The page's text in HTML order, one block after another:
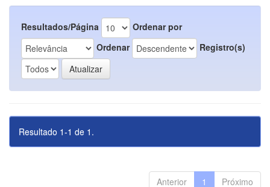
Resultados/Página
Ordenar por
Ordenar
Registro(s)
Resultado 1-1 de 1.
Anterior 1 Próximo